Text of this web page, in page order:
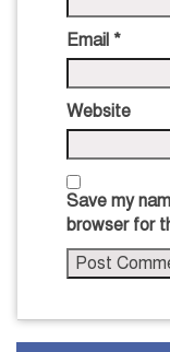
Email *
Website
Save my
browser for